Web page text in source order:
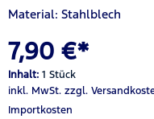
Material: Stahlblech
7,90 €*
Inhalt: 1 Stück
inkl. MwSt. zzgl.
Importkosten